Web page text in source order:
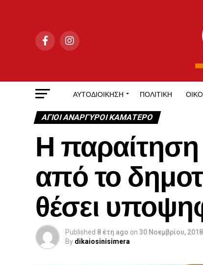
ΑΥΤΟΔΙΟΊΚΗΣΗ ΠΟΛΙΤΙΚΉ
ΑΓΙΟΙ ΑΝΑΡΓΥΡΟΙ ΚΑΜΑΤΕΡΟ
Η
από το
θέσει
Published 8 έτη ago on 30 Νοεμβρίου, 2018
By dikaiosinisimera